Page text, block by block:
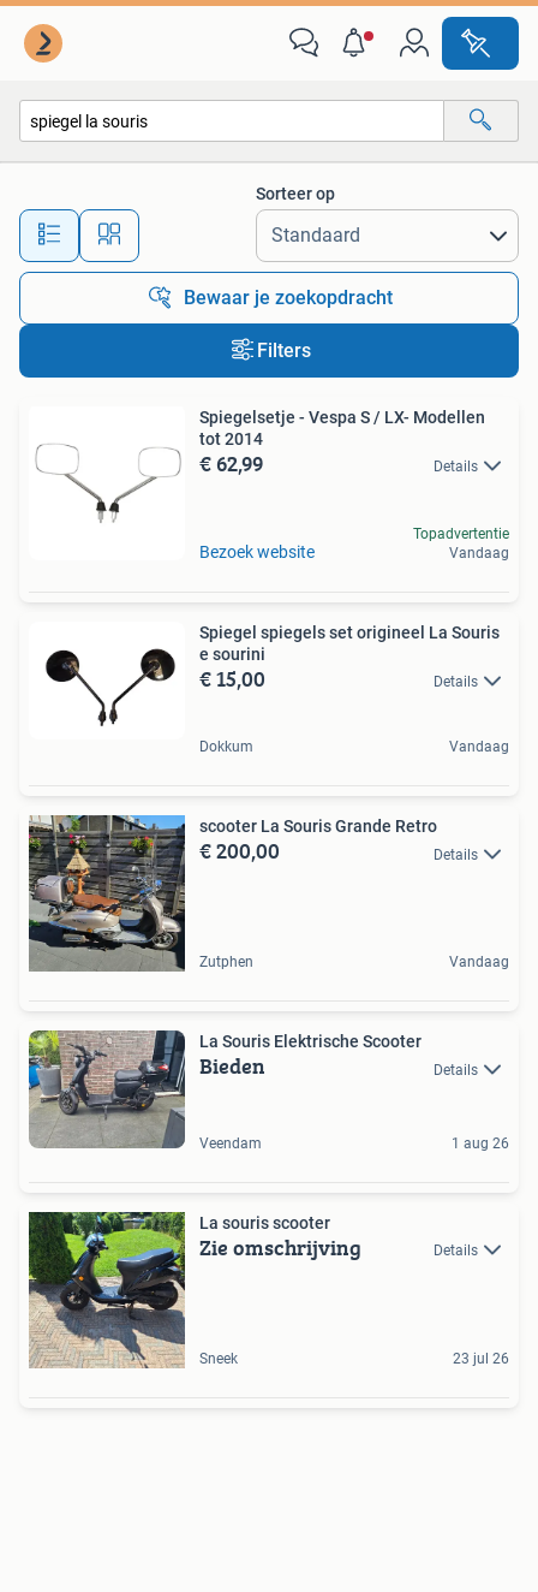
Alle afstanden…
Sorteer op
Bewaar je zoekopdracht
Filters
Spiegelsetje - Vespa S / LX- Modellen
tot 2014
€ 62,99 Details
Bezoek website
Topadvertentie
Vandaag
Spiegel spiegels set origineel La Souris
e sourini
€ 15,00 Details
Dokkum Vandaag
scooter La Souris Grande Retro
€ 200,00 Details
Zutphen Vandaag
La Souris Elektrische Scooter
Bieden Details
Veendam 1 aug 26
La souris scooter
Zie omschrijving Details
Sneek 23 jul 26